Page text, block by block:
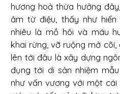
hương hoả thừa hưởng
âm từ điệu, thấy như
nhiêu là mồ hôi và máu
khai rừng, vỡ ruộng mở cõi,
lên tới đâu là xây dựng
đụng tới di sản nhiệm
như vấn vương với một